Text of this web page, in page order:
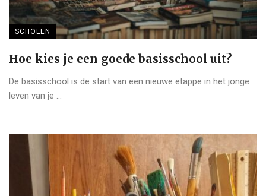
SCHOLEN
Hoe kies je een goede basisschool uit?
De basisschool is de start van een nieuwe etappe in het jonge
leven van je ...